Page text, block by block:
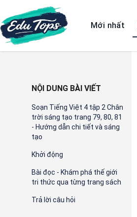
Mới nhất
NỘI DUNG BÀI VIẾT
Soạn Tiếng Việt 4 tập 2 Chân
trời sáng tạo trang 79, 80, 81
- Hướng dẫn chi tiết và sáng
tạo
Khởi động
Bài đọc - Khám phá thế giới
tri thức qua từng trang sách
Trả lời câu hỏi